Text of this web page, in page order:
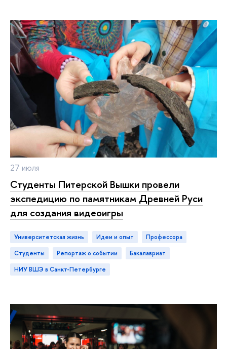
27 июля
Студенты Питерской Вышки провели
экспедицию по памятникам Древней Руси
для создания видеоигры
Университетская жизнь идеи и опыт
профессора
студенты
репортаж о событии
бакалавриат
НИУ ВШЭ в Санкт-Петербурге